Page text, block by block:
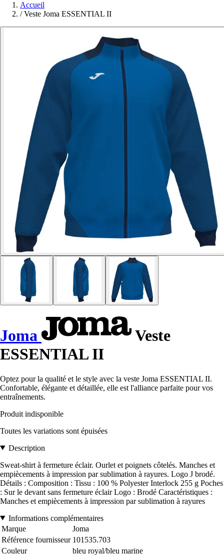
Accueil
/ Veste Joma ESSENTIAL II
Joma
Veste
ESSENTIAL II
Optez pour la qualité et le style avec la veste Joma ESSENTIAL II.
Confortable, élégante et détaillée, elle est l'alliance parfaite pour vos
entraînements.
Produit indisponible
Toutes les variations sont épuisées
Description
Sweat-shirt à fermeture éclair. Ourlet et poignets côtelés. Manches et
empiècements à impression par sublimation à rayures. Logo J brodé.
Détails : Composition : Tissu : 100 % Polyester Interlock 255 g Poches
: Sur le devant sans fermeture éclair Logo : Brodé Caractéristiques :
Manches et empiècements à impression par sublimation à rayures
Informations complémentaires
Marque
Joma
Référence fournisseur 101535.703
Couleur
bleu royal/bleu marine